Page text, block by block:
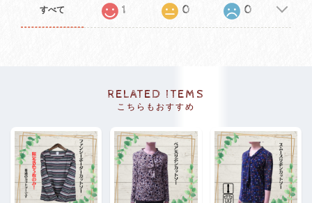
すべて 1 0 0
RELATED ITEMS
こちらもおすすめ